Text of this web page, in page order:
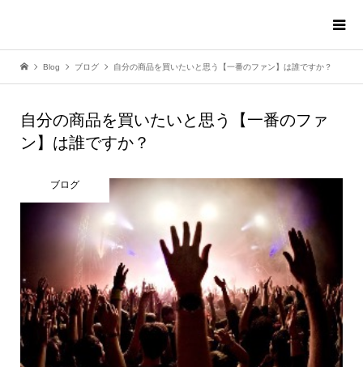
Blog ブログ 自分の商品を買いたいと思う【一番のファン】は誰ですか？
自分の商品を買いたいと思う【一番のファ
ン】は誰ですか？
ブログ